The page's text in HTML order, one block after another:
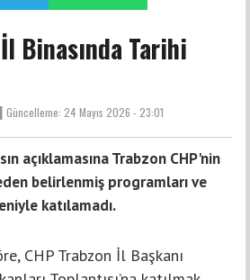
Binasında Tarihi
Güncelleme: 24 Mayıs 2026 - 23:01
açıklamasına Trabzon CHP'nin
belirlenmiş programları ve
katılamadı.
CHP Trabzon İl Başkanı